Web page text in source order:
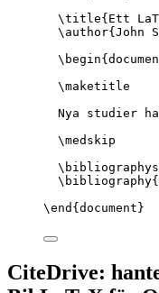
\title{Ett
\author{John
\begin{
\maketitle
Nya studier
\medskip
\bibliography
\end { document }
CiteDrive: